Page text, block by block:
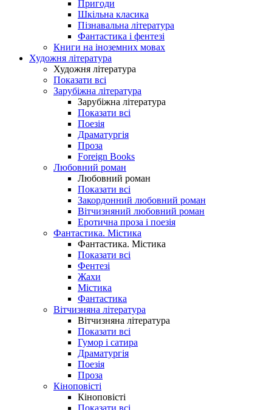
Пригоди
Шкільна класика
Пізнавальна література
Фантастика і фентезі
Книги на іноземних мовах
Художня література
Художня література
Показати всі
Зарубіжна література
Зарубіжна література
Показати всі
Поезія
Драматургія
Проза
Foreign Books
Любовний роман
Любовний роман
Показати всі
Закордонний любовний роман
Вітчизняний любовний роман
Еротична проза і поезія
Фантастика. Містика
Фантастика. Містика
Показати всі
Фентезі
Жахи
Містика
Фантастика
Вітчизняна література
Вітчизняна література
Показати всі
Гумор і сатира
Драматургія
Поезія
Проза
Кіноповісті
Кіноповісті
Показати всі